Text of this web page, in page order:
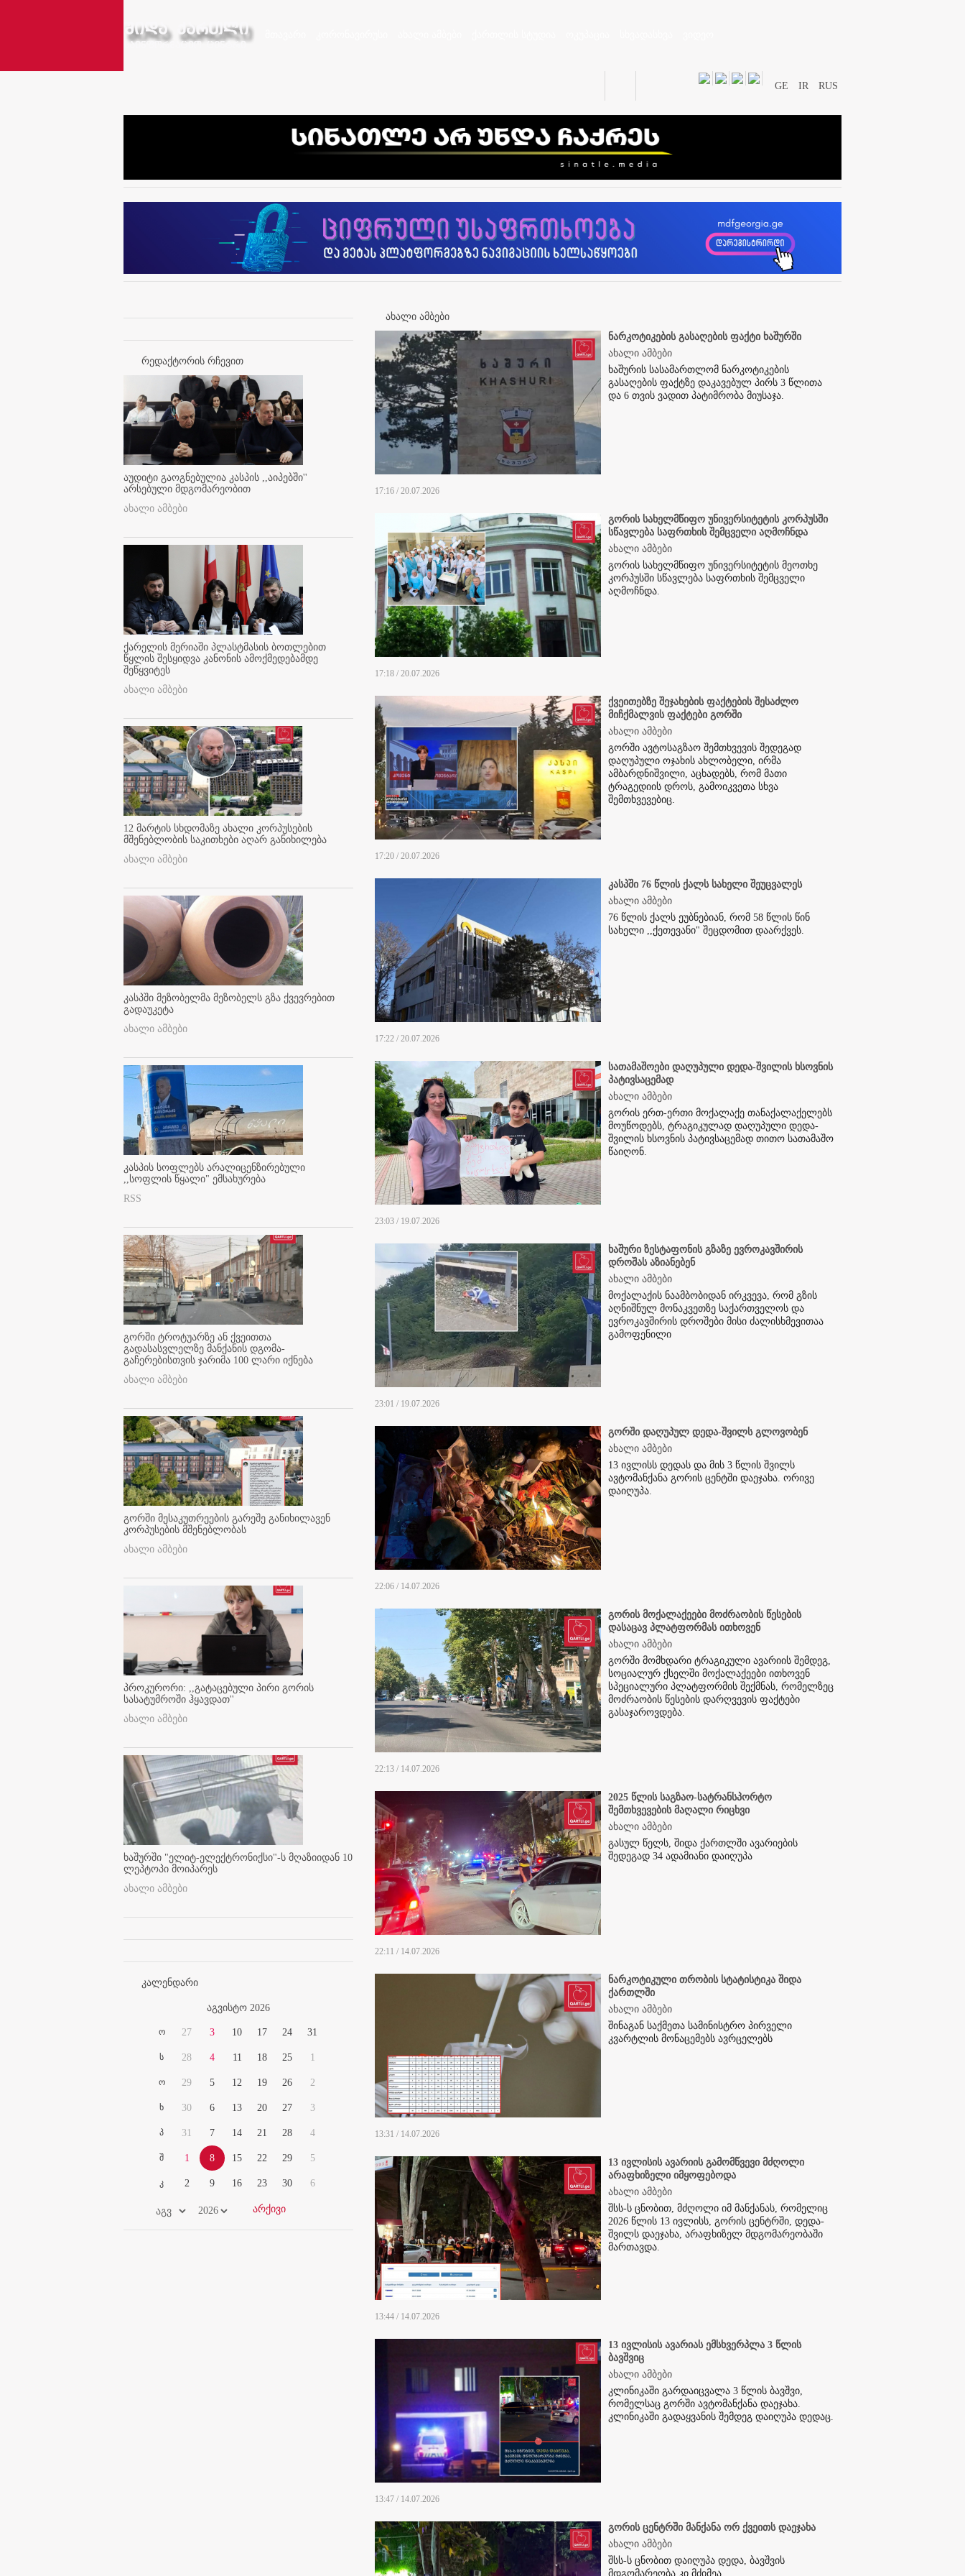
GE IR RUS
რედაქტორის რჩევით
აუდიტი გაოგნებულია კასპის ,,აიპებში''
არსებული მდგომარეობით
ახალი ამბები
ქარელის მერიაში პლასტმასის ბოთლებით
წყლის შესყიდვა კანონის ამოქმედებამდე
შეწყვიტეს
ახალი ამბები
12 მარტის სხდომაზე ახალი კორპუსების
მშენებლობის საკითხები აღარ განიხილება
ახალი ამბები
კასპში მეზობელმა მეზობელს გზა ქვევრებით
გადაუკეტა
ახალი ამბები
კასპის სოფლებს არალიცენზირებული
,,სოფლის წყალი" ემსახურება
RSS
გორში ტროტუარზე ან ქვეითთა
გადასასვლელზე მანქანის დგომა-
გაჩერებისთვის ჯარიმა 100 ლარი იქნება
ახალი ამბები
გორში მესაკუთრეების გარეშე განიხილავენ
კორპუსების მშენებლობას
ახალი ამბები
პროკურორი: ,,გატაცებული პირი გორის
სასატუმროში ჰყავდათ''
ახალი ამბები
ხაშურში "ელიტ-ელექტრონიქსი"-ს მღაზიიდან 10
ლეპტოპი მოიპარეს
ახალი ამბები
კალენდარი
აგვისტო 2026
ო
ს
ო
ხ
პ
შ
კ
27
28
29
30
31
1
2
3
4
5
6
7
8
9
10
11
12
13
14
15
16
17
18
19
20
21
22
23
24
25
26
27
28
29
30
31
1
2
3
4
5
6
ახალი ამბები
ნარკოტიკების გასაღების ფაქტი ხაშურში
ახალი ამბები
ხაშურის სასამართლომ ნარკოტიკების
გასაღების ფაქტზე დაკავებულ პირს 3 წლითა
და 6 თვის ვადით პატიმრობა მიუსაჯა.
17:16 / 20.07.2026
გორის სახელმწიფო უნივერსიტეტის კორპუსში
სწავლება საფრთხის შემცველი აღმოჩნდა
ახალი ამბები
გორის სახელმწიფო უნივერსიტეტის მეოთხე
კორპუსში სწავლება საფრთხის შემცველი
აღმოჩნდა.
17:18 / 20.07.2026
ქვეითებზე შეჯახების ფაქტების შესაძლო
მიჩქმალვის ფაქტები გორში
ახალი ამბები
გორში ავტოსაგზაო შემთხვევის შედეგად
დაღუპული ოჯახის ახლობელი, ირმა
ამბარდნიშვილი, აცხადებს, რომ მათი
ტრაგედიის დროს, გამოიკვეთა სხვა
შემთხვევებიც.
17:20 / 20.07.2026
კასპში 76 წლის ქალს სახელი შეუცვალეს
ახალი ამბები
76 წლის ქალს ეუბნებიან, რომ 58 წლის წინ
სახელი ,,ქეთევანი" შეცდომით დაარქვეს.
17:22 / 20.07.2026
სათამაშოები დაღუპული დედა-შვილის ხსოვნის
პატივსაცემად
ახალი ამბები
გორის ერთ-ერთი მოქალაქე თანაქალაქელებს
მოუწოდებს, ტრაგიკულად დაღუპული დედა-
შვილის ხსოვნის პატივსაცემად თითო სათამაშო
წაიღონ.
23:03 / 19.07.2026
ხაშური ზესტაფონის გზაზე ევროკავშირის
დროშას აზიანებენ
ახალი ამბები
მოქალაქის ნაამბობიდან ირკვევა, რომ გზის
აღნიშნულ მონაკვეთზე საქართველოს და
ევროკავშირის დროშები მისი ძალისხმევითაა
გამოფენილი
23:01 / 19.07.2026
გორში დაღუპულ დედა-შვილს გლოვობენ
ახალი ამბები
13 ივლისს დედას და მის 3 წლის შვილს
ავტომანქანა გორის ცენტში დაეჯახა. ორივე
დაიღუპა.
22:06 / 14.07.2026
გორის მოქალაქეები მოძრაობის წესების
დასაცავ პლატფორმას ითხოვენ
ახალი ამბები
გორში მომხდარი ტრაგიკული ავარიის შემდეგ,
სოციალურ ქსელში მოქალაქეები ითხოვენ
სპეციალური პლატფორმის შექმნას, რომელზეც
მოძრაობის წესების დარღვევის ფაქტები
გასაჯაროვდება.
22:13 / 14.07.2026
2025 წლის საგზაო-სატრანსპორტო
შემთხვევების მაღალი რიცხვი
ახალი ამბები
გასულ წელს, შიდა ქართლში ავარიების
შედეგად 34 ადამიანი დაიღუპა
22:11 / 14.07.2026
ნარკოტიკული თრობის სტატისტიკა შიდა
ქართლში
ახალი ამბები
შინაგან საქმეთა სამინისტრო პირველი
კვარტლის მონაცემებს ავრცელებს
13:31 / 14.07.2026
13 ივლისის ავარიის გამომწვევი მძღოლი
არაფხიზელი იმყოფებოდა
ახალი ამბები
შსს-ს ცნობით, მძღოლი იმ მანქანას, რომელიც
2026 წლის 13 ივლისს, გორის ცენტრში, დედა-
შვილს დაეჯახა, არაფხიზელ მდგომარეობაში
მართავდა.
13:44 / 14.07.2026
13 ივლისის ავარიას ემსხვერპლა 3 წლის
ბავშვიც
ახალი ამბები
კლინიკაში გარდაიცვალა 3 წლის ბავშვი,
რომელსაც გორში ავტომანქანა დაეჯახა.
კლინიკაში გადაყვანის შემდეგ დაიღუპა დედაც.
13:47 / 14.07.2026
გორის ცენტრში მანქანა ორ ქვეითს დაეჯახა
ახალი ამბები
შსს-ს ცნობით დაიღუპა დედა, ბავშვის
მდგომარეობა კი მძიმეა.